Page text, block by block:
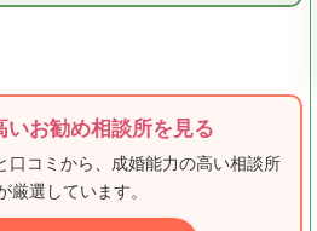
いお勧め相談所を見る
口コミから、成婚能力の高い相談所
厳選しています。